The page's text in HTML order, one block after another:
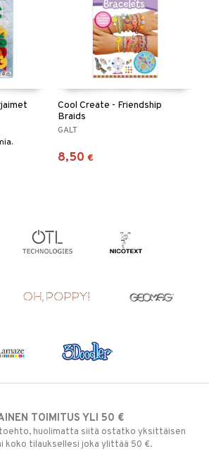
Cool Create - Friendship
Braids
GALT
8,50 €
TOIMITUS YLI 50 €
huolimatta siitä ostatko yksittäisen
koko tilauksellesi joka ylittää 50 €.